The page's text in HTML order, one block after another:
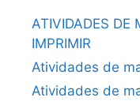
ATIVIDADES DE
IMPRIMIR
Atividades de
Atividades de